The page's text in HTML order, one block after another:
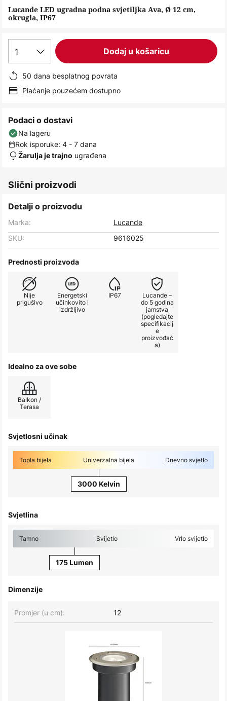
the
images
gallery
Lucande LED ugradna podna svjetiljka Ava, Ø 12 cm,
okrugla, IP67
1 Dodaj u košaricu
50 dana besplatnog povrata
Plaćanje pouzećem dostupno
Podaci o dostavi
Na lageru
Rok isporuke: 4 - 7 dana
Žarulja je trajno ugrađena
Slični proizvodi
Detalji o proizvodu
Marka:
Lucande
SKU:
9616025
Prednosti proizvoda
Nije
prigušivo
Energetski
učinkovito i
izdržljivo
IP67
Lucande –
do 5 godina
jamstva
(pogledajte
specifikacij
e
proizvođač
a)
Idealno za ove sobe
Balkon /
Terasa
Svjetlosni učinak
Topla bijela Univerzalna bijela Dnevno svjetlo
3000 Kelvin
Svjetlina
Tamno Svijetlo Vrlo svijetlo
175 Lumen
Dimenzije
Promjer (u cm): 12